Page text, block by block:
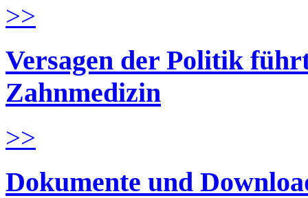
>>
Versagen der Politik
Zahnmedizin
>>
Dokumente und